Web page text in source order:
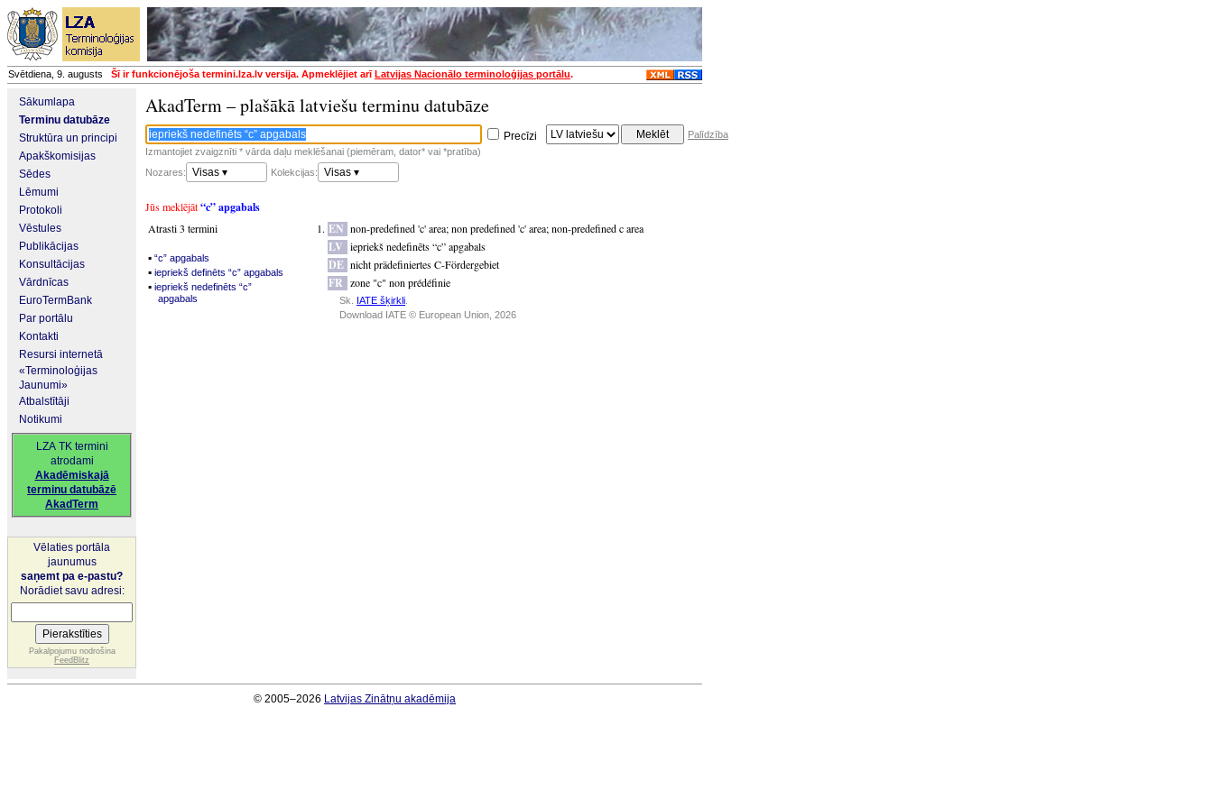
Svētdiena, 9. augusts Šī ir funkcionējoša termini.lza.lv versija. Apmeklējiet arīLatvijas Nacionālo terminoloģijas portālu.
Sākumlapa
Terminu datubāze
Struktūra un principi
Apakškomisijas
Sēdes
Lēmumi
Protokoli
Vēstules
Publikācijas
Konsultācijas
Vārdnīcas
EuroTermBank
Par portālu
Kontakti
Resursi internetā
«Terminoloģijas
Jaunumi»
Atbalstītāji
Notikumi
LZA TK termini
atrodami
Akadēmiskajā
terminu datubāzē
AkadTerm
Vēlaties portāla
jaunumus
saņemt pa e-pastu?
Norādiet savu adresi:
Pakalpojumu nodrošina
FeedBlitz
AkadTerm – plašākā latviešu terminu datubāze
Precīzi
Palīdzība
Izmantojiet zvaigznīti * vārda daļu meklēšanai (piemēram, dator* vai *pratība)
Nozares:
Visas ▾ Kolekcijas: Visas ▾
Jūs meklējāt“c” apgabals
Atrasti 3 termini
▪ “c” apgabals
▪ iepriekš definēts “c” apgabals
▪ iepriekš nedefinēts “c”
apgabals
EN non-predefined 'c' area;non predefined 'c' area;non-predefined c area
LV iepriekš nedefinēts “c” apgabals
DE nicht prädefiniertes C-Fördergebiet
FR zone "c" non prédéfinie
Sk. IATE šķirkli
Download IATE © European Union, 2026
© 2005–2026 Latvijas Zinātņu akadēmija